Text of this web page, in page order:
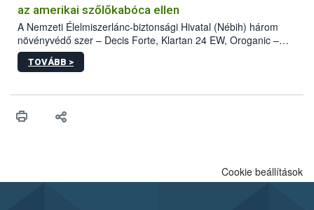
az amerikai szőlőkabóca ellen
A Nemzeti Élelmiszerlánc-biztonsági Hivatal (Nébih) három
növényvédő szer – Decis Forte, Klartan 24 EW, Oroganic –
engedélyokiratát módosította, így azok a szüretet követően,
egészen a vesszőérettség (BBCH 91) stádiumáig
érésű szőlőkben is legyen lehetőség a károsító elleni további
felhasználók számára is elérhető és ökológiai termesztésben is
TOVÁBB >
Cookie beállítások